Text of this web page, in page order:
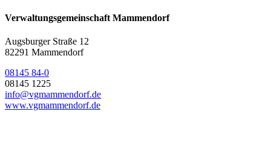
Verwaltungsgemeinschaft Mammendorf
Augsburger Straße 12
82291 Mammendorf
08145 84-0
08145 1225
info@vgmammendorf.de
www.vgmammendorf.de